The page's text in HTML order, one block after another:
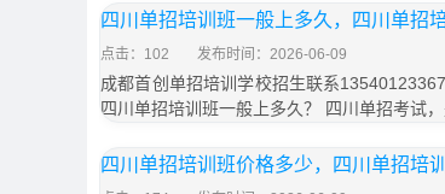
四川单招培训班一般上多久，四川单招
点击：102 发布时间：2026-06-09
成都首创单招培训学校招生联系
四川单招培训班一般上多久？ 四川单招考试
四川单招培训班价格多少，四川单招培